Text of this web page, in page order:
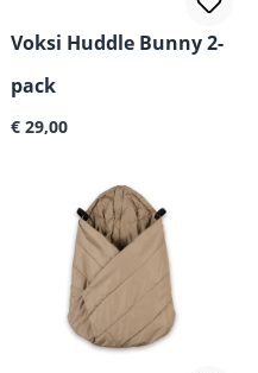
Voksi Huddle Bunny 2-
pack
Normale prijs:
€ 29,00